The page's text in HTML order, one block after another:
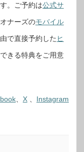
。ご予約は公式サ
ナーズのモバイル
で直接予約した ヒ
きる特典をご用意
、 X 、 Instagram